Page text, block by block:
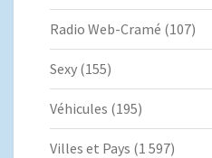
Radio Web-Cramé (107)
Sexy (155)
Véhicules (195)
Villes et Pays (1 597)